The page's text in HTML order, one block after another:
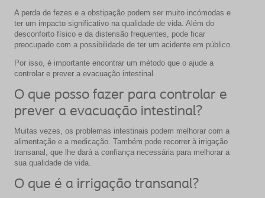
A perda de fezes e a obstipação podem ser muito incómodas e
ter um impacto significativo na qualidade de vida. Além do
desconforto físico e da distensão frequentes, pode ficar
preocupado com a possibilidade de ter um acidente em público.
Por isso, é importante encontrar um método que o ajude a
controlar e prever a evacuação intestinal.
O que posso fazer para controlar e
prever a evacuação intestinal?
Muitas vezes, os problemas intestinais podem melhorar com a
alimentação e a medicação. Também pode recorrer à irrigação
transanal, que lhe dará a confiança necessária para melhorar a
sua qualidade de vida.
O que é a irrigação transanal?